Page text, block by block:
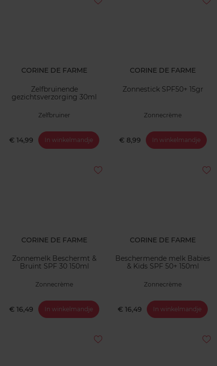
CORINE DE FARME
Zelfbruinende
gezichtsverzorging 30ml
Zelfbruiner
€ 14,99 In winkelmandje
CORINE DE FARME
Zonnestick SPF50+ 15gr
Zonnecrème
€ 8,99 In winkelmandje
CORINE DE FARME
Zonnemelk Beschermt &
Bruint SPF 30 150ml
Zonnecrème
€ 16,49 In winkelmandje
CORINE DE FARME
Beschermende melk Babies
& Kids SPF 50+ 150ml
Zonnecrème
€ 16,49 In winkelmandje